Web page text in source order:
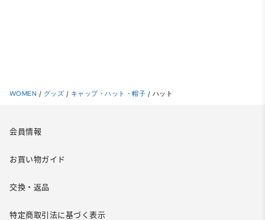
WOMEN / グッズ / キャップ・ハット・帽子 / ハット
会員情報
お買い物ガイド
交換・返品
特定商取引法に基づく表示